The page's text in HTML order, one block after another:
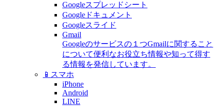
Googleスプレッドシート
Googleドキュメント
Googleスライド
Gmail
Googleのサービスの１つGmailに関すること
について便利なお役立ち情報や知って得す
る情報を発信しています。
📱スマホ
iPhone
Android
LINE